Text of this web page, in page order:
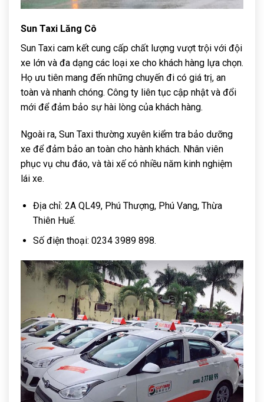
Sun Taxi Lăng Cô
Sun Taxi cam kết cung cấp chất lượng vượt trội với đội
xe lớn và đa dạng các loại xe cho khách hàng lựa chọn.
Họ ưu tiên mang đến những chuyến đi có giá trị, an
toàn và nhanh chóng. Công ty liên tục cập nhật và đổi
mới để đảm bảo sự hài lòng của khách hàng.
Ngoài ra, Sun Taxi thường xuyên kiểm tra bảo dưỡng
xe để đảm bảo an toàn cho hành khách. Nhân viên
phục vụ chu đáo, và tài xế có nhiều năm kinh nghiệm
lái xe.
Địa chỉ: 2A QL49, Phú Thượng, Phú Vang, Thừa
Thiên Huế.
Số điện thoại: 0234 3989 898.